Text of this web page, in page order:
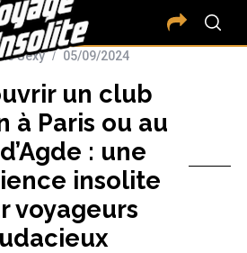
Sexy 05/09/2024
un club
à Paris ou au
: une
insolite
voyageurs